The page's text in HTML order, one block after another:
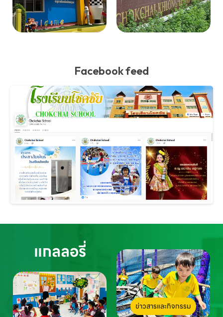
Facebook feed
แกลลอรี่
ข่าวสารและกิจกรรม